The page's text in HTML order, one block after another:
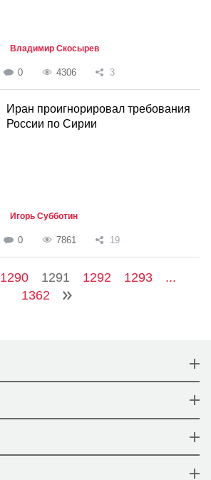
Владимир Скосырев
0 4306 3
Иран проигнорировал требования
России по Сирии
Игорь Субботин
0 7861 19
1290 1291 1292 1293
...
1362